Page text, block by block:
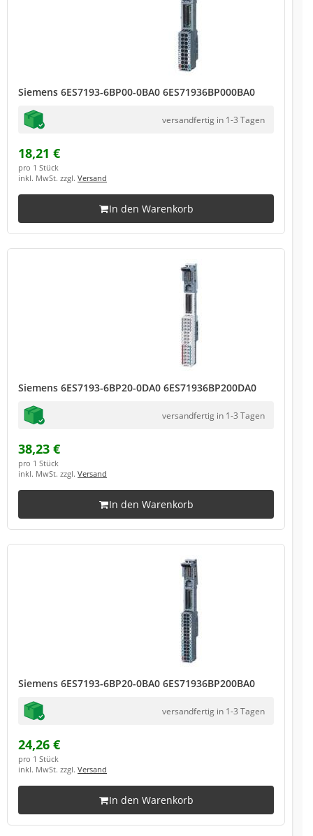
Siemens 6ES7193-6BP00-0BA0 6ES71936BP000BA0
versandfertig in 1-3 Tagen
18,21 €
pro 1 Stück
inkl. MwSt. zzgl. Versand
In den Warenkorb
Siemens 6ES7193-6BP20-0DA0 6ES71936BP200DA0
versandfertig in 1-3 Tagen
38,23 €
pro 1 Stück
inkl. MwSt. zzgl. Versand
In den Warenkorb
Siemens 6ES7193-6BP20-0BA0 6ES71936BP200BA0
versandfertig in 1-3 Tagen
24,26 €
pro 1 Stück
inkl. MwSt. zzgl. Versand
In den Warenkorb